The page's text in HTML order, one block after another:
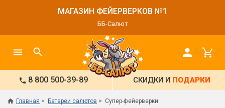
МАГАЗИН ФЕЙЕРВЕРКОВ №1
ББ-Салют
8 800 500-39-89 СКИДКИ И ПОДАРКИ
Главная Батареи салютов Супер-фейерверки